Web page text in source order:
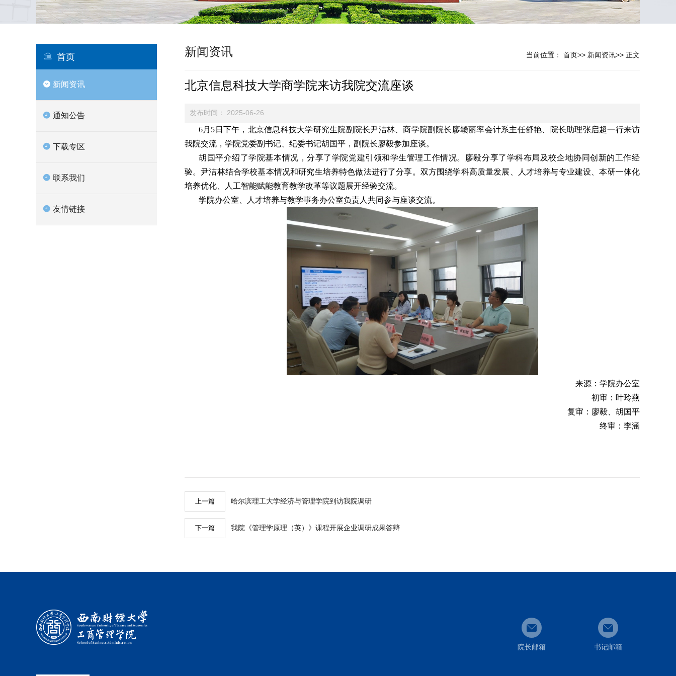
首页
新闻资讯
通知公告
下载专区
联系我们
友情链接
新闻资讯 当前位置： 首页>> 新闻资讯>> 正文
北京信息科技大学商学院来访我院交流座谈
发布时间： 2025-06-26
6月5日下午，北京信息科技大学研究生院副院长尹洁林、商学院副院长廖赣丽率会计系主任舒艳、院长助理张启超一行来访
我院交流，学院党委副书记、纪委书记胡国平，副院长廖毅参加座谈。
胡国平介绍了学院基本情况，分享了学院党建引领和学生管理工作情况。廖毅分享了学科布局及校企地协同创新的工作经
验。尹洁林结合学校基本情况和研究生培养特色做法进行了分享。双方围绕学科高质量发展、人才培养与专业建设、本研一体化
培养优化、人工智能赋能教育教学改革等议题展开经验交流。
学院办公室、人才培养与教学事务办公室负责人共同参与座谈交流。
来源：学院办公室
初审：叶玲燕
复审：廖毅、胡国平
终审：李涵
上一篇 哈尔滨理工大学经济与管理学院到访我院调研
下一篇 我院《管理学原理（英）》课程开展企业调研成果答辩
院长邮箱 书记邮箱